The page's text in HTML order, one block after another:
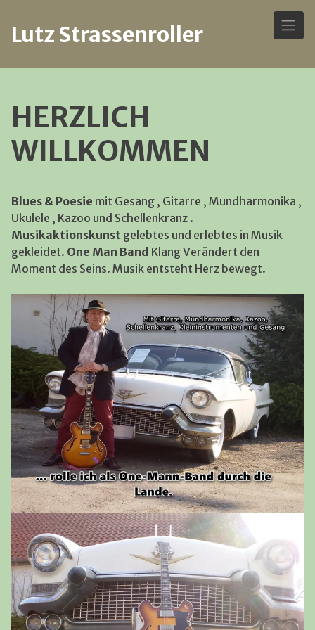
content
Lutz Strassenroller
HERZLICH
WILLKOMMEN
Blues & Poesie mit Gesang , Gitarre , Mundharmonika ,
Ukulele , Kazoo und Schellenkranz .
Musikaktionskunst gelebtes und erlebtes in Musik
gekleidet. One Man Band Klang Verändert den
Moment des Seins. Musik entsteht Herz bewegt.